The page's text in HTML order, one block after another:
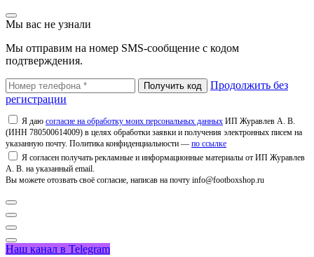
Мы вас не узнали
Мы отправим на номер SMS-сообщение с кодом
подтверждения.
Продолжить без
регистрации
Я даю согласие на обработку моих персональных данных ИП Журавлев А. В.
(ИНН 780500614009) в целях обработки заявки и получения электронных писем на
указанную почту. Политика конфиденциальности — по ссылке
Я согласен получать рекламные и информационные материалы от ИП Журавлев
А. В. на указанный email.
Вы можете отозвать своё согласие, написав на почту info@footboxshop.ru
Наш канал в Telegram